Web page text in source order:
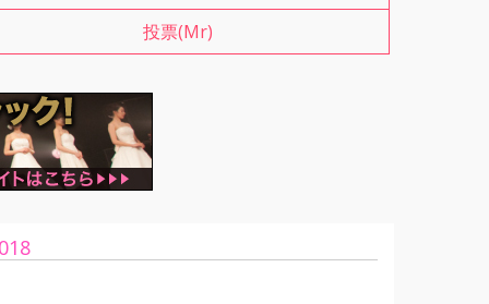
投票(Mr)